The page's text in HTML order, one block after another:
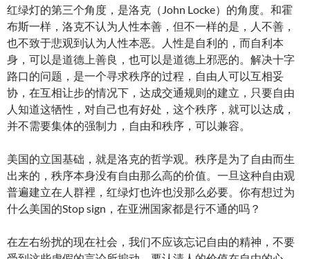
红绿灯的第三个角度，是洛克（John Locke）的角度。和霍
布斯一样，洛克不认为人性本善，但不一样的是，人不善，
也不致于悲观到认为人性本恶。人性是自利的，而自利本
身，可以是道德上善良，也可以是道德上邪恶的。解决十字
路口的问题，是一个寻求秩序的过程，自由人可以互相妥
协，在互相让步的情况下，达成交通规则的建立，只要自由
人知道这牺性，对自己也有好处，这个秩序，就可以达成，
并不需要集体的强制力，自由和秩序，可以兼容。
美国的立国基础，就是洛克的哲学观。秩序是为了自由而生
出来的，秩序本身没有自由那么高的价值。一旦这种自由观
普遍建立在人群裡，红绿灯也许也没那么必要。你有想过为
什么美国的Stop sign，在亚洲国家都是行不通的吗？
在左右纷扰的现在社会，我们不应该忘记自由的精神，不要